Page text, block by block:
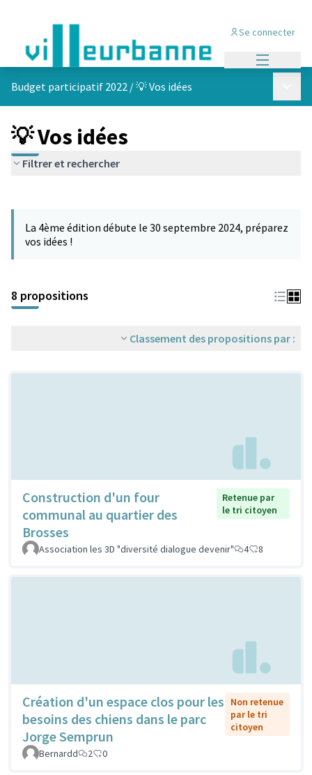
Se connecter
Budget participatif 2022 /💡 Vos idées
💡 Vos idées
Filtrer et rechercher
−
La 4ème édition débute le 30 septembre 2024, préparez
vos idées !
8 propositions
Classement des propositions par :
Construction d'un four
communal au quartier des
Brosses
Retenue par
le tri citoyen
Association les 3D "diversité dialogue devenir" 4 8
Création d'un espace clos pour les
besoins des chiens dans le parc
Jorge Semprun
Non retenue
par le tri
citoyen
Bernardd 2 0